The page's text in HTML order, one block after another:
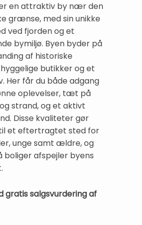
en attraktiv by nær den
grænse, med sin unikke
ved fjorden og et
bymiljø. Byen byder på
af historiske
butikker og et
Her får du både adgang
oplevelser, tæt på
strand, og et aktivt
Disse kvaliteter gør
et eftertragtet sted for
unge samt ældre, og
boliger afspejler byens
gratis salgsvurdering af